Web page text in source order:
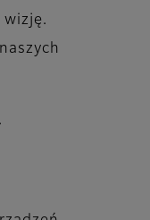
wizję.